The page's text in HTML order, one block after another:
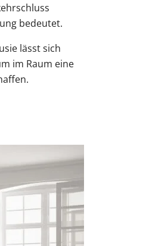
bedeutet.
lässt sich
im Raum eine